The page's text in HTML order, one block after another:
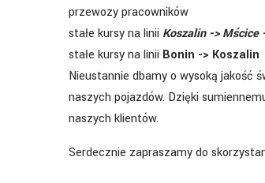
przewozy pracowników
stałe kursy na linii Koszalin -> Mścice
stałe kursy na linii Bonin -> Koszalin
Nieustannie dbamy o wysoką jakość
naszych pojazdów. Dzięki
naszych klientów.
Serdecznie zapraszamy do